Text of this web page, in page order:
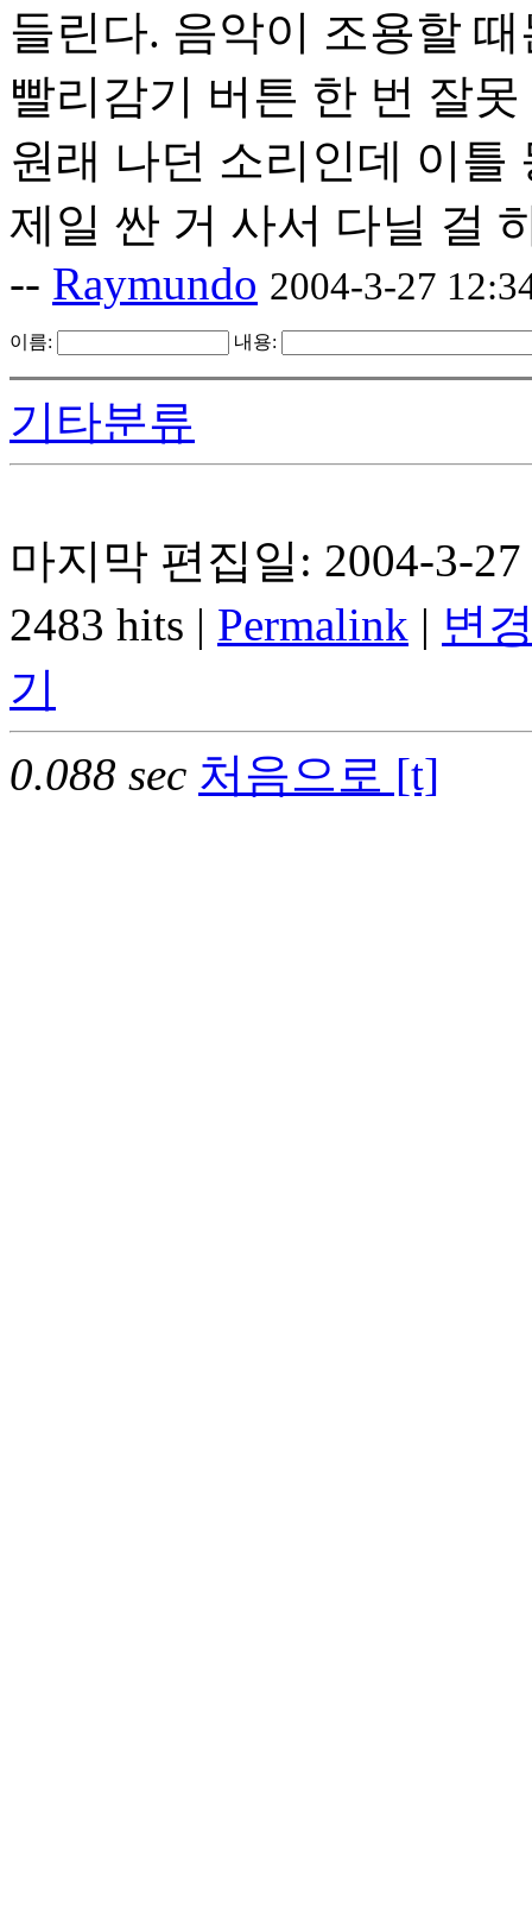
들린다. 음악이 조용할
빨리감기 버튼 한 번 잘
원래 나던 소리인데 이틀
제일 싼 거 사서 다닐 걸
-- Raymundo 2004-3-27
이름: 내용:
기타분류
마지막 편집일: 2004-3-
2483 hits | Permalink | 변
기
0.088 sec 처음으로 [t]